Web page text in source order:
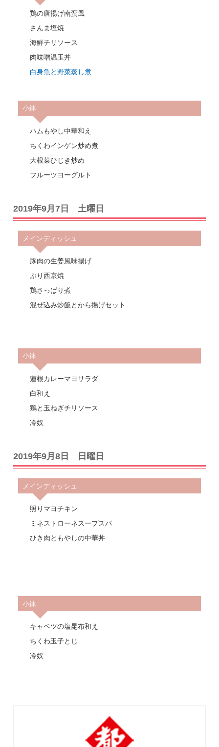
鶏の唐揚げ南蛮風
さんま塩焼
海鮮チリソース
肉味噌温玉丼
白身魚と野菜蒸し煮
小鉢
ハムもやし中華和え
ちくわインゲン炒め煮
大根菜ひじき炒め
フルーツヨーグルト
2019年9月7日 土曜日
メインディッシュ
豚肉の生姜風味揚げ
ぶり西京焼
鶏さっぱり煮
混ぜ込み炒飯とから揚げセット
小鉢
蓮根カレーマヨサラダ
白和え
鶏と玉ねぎチリソース
冷奴
2019年9月8日 日曜日
メインディッシュ
照りマヨチキン
ミネストローネスープスパ
ひき肉ともやしの中華丼
小鉢
キャベツの塩昆布和え
ちくわ玉子とじ
冷奴